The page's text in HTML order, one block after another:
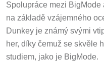
Spolupráce mezi BigMode
na základě vzájemného
Dunkey je známý svými
her, díky čemuž se skvěle
studiem, jako je BigMode.